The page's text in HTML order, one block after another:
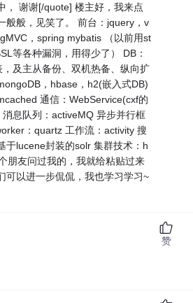
， 谢谢[/quote] 楼主好，我来点
般般，见笑了。 前台：jquery，v
，spring mybatis （以前用st
等各种漏洞，用得少了） DB：
及主从备份、双机热备、纵向扩
，hbase，h2(嵌入式DB)
通信：WebService(cxf的
息队列：activeMQ 异步并行框
：quartz 工作流：activity 搜
于lucene封装的solr 集群技术：h
朋友问过我的，我就给粘贴过来
可以进一步侃侃，我也学习学习~
赞